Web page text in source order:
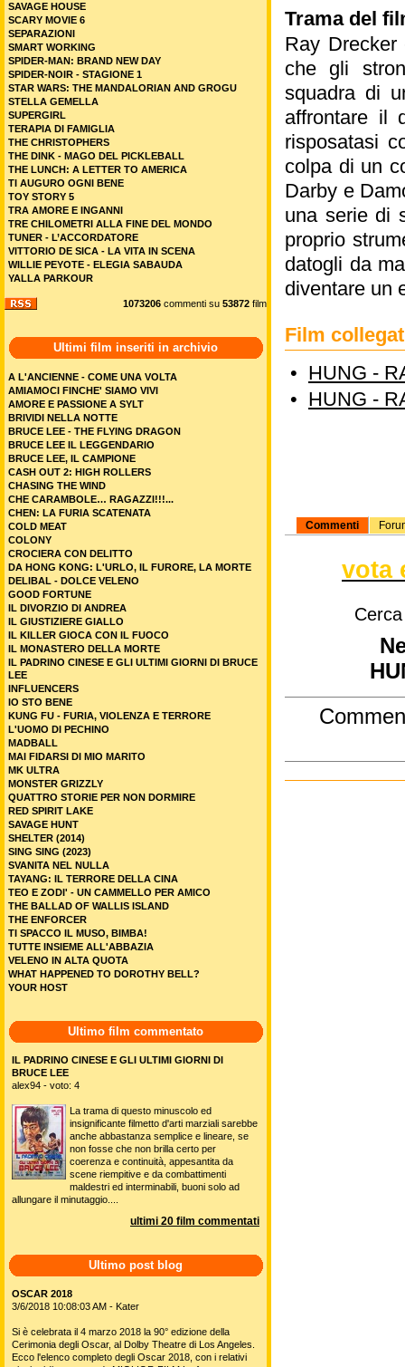
Trama del
Ray
che gli
squadra di
affrontare il
risposatasi
colpa di un
Darby e
una serie di
proprio
datogli da
diventare un
Film
• HUNG -
• HUNG -
Commenti
vota
SAVAGE HOUSE
SCARY MOVIE 6
SEPARAZIONI
SMART WORKING
SPIDER-MAN: BRAND NEW DAY
SPIDER-NOIR - STAGIONE 1
STAR WARS: THE MANDALORIAN AND GROGU
STELLA GEMELLA
SUPERGIRL
TERAPIA DI FAMIGLIA
THE CHRISTOPHERS
THE DINK - MAGO DEL PICKLEBALL
THE LUNCH: A LETTER TO AMERICA
TI AUGURO OGNI BENE
TOY STORY 5
TRA AMORE E INGANNI
TRE CHILOMETRI ALLA FINE DEL MONDO
TUNER - L’ACCORDATORE
VITTORIO DE SICA - LA VITA IN SCENA
WILLIE PEYOTE - ELEGIA SABAUDA
YALLA PARKOUR
1073206 commenti su 53872 film
Ultimi film inseriti in archivio
A L'ANCIENNE - COME UNA VOLTA
AMIAMOCI FINCHE' SIAMO VIVI
AMORE E PASSIONE A SYLT
BRIVIDI NELLA NOTTE
BRUCE LEE - THE FLYING DRAGON
BRUCE LEE IL LEGGENDARIO
BRUCE LEE, IL CAMPIONE
CASH OUT 2: HIGH ROLLERS
CHASING THE WIND
CHE CARAMBOLE… RAGAZZI!!!...
CHEN: LA FURIA SCATENATA
COLD MEAT
COLONY
CROCIERA CON DELITTO
DA HONG KONG: L'URLO, IL FURORE, LA MORTE
DELIBAL - DOLCE VELENO
GOOD FORTUNE
IL DIVORZIO DI ANDREA
IL GIUSTIZIERE GIALLO
IL KILLER GIOCA CON IL FUOCO
IL MONASTERO DELLA MORTE
IL PADRINO CINESE E GLI ULTIMI GIORNI DI BRUCE
LEE
INFLUENCERS
IO STO BENE
KUNG FU - FURIA, VIOLENZA E TERRORE
L'UOMO DI PECHINO
MADBALL
MAI FIDARSI DI MIO MARITO
MK ULTRA
MONSTER GRIZZLY
QUATTRO STORIE PER NON DORMIRE
RED SPIRIT LAKE
SAVAGE HUNT
SHELTER (2014)
SING SING (2023)
SVANITA NEL NULLA
TAYANG: IL TERRORE DELLA CINA
TEO E ZODI' - UN CAMMELLO PER AMICO
THE BALLAD OF WALLIS ISLAND
THE ENFORCER
TI SPACCO IL MUSO, BIMBA!
TUTTE INSIEME ALL'ABBAZIA
VELENO IN ALTA QUOTA
WHAT HAPPENED TO DOROTHY BELL?
YOUR HOST
Ultimo film commentato
IL PADRINO CINESE E GLI ULTIMI GIORNI DI
BRUCE LEE
alex94 - voto: 4
La trama di questo minuscolo ed
insignificante filmetto d'arti marziali sarebbe
anche abbastanza semplice e lineare, se
non fosse che non brilla certo per
coerenza e continuità, appesantita da
scene riempitive e da combattimenti
maldestri ed interminabili, buoni solo ad
allungare il minutaggio....
ultimi 20 film commentati
Ultimo post blog
OSCAR 2018
3/6/2018 10:08:03 AM - Kater
Si è celebrata il 4 marzo 2018 la 90° edizione della
Cerimonia degli Oscar, al Dolby Theatre di Los Angeles.
Ecco l'elenco completo degli Oscar 2018, con i relativi